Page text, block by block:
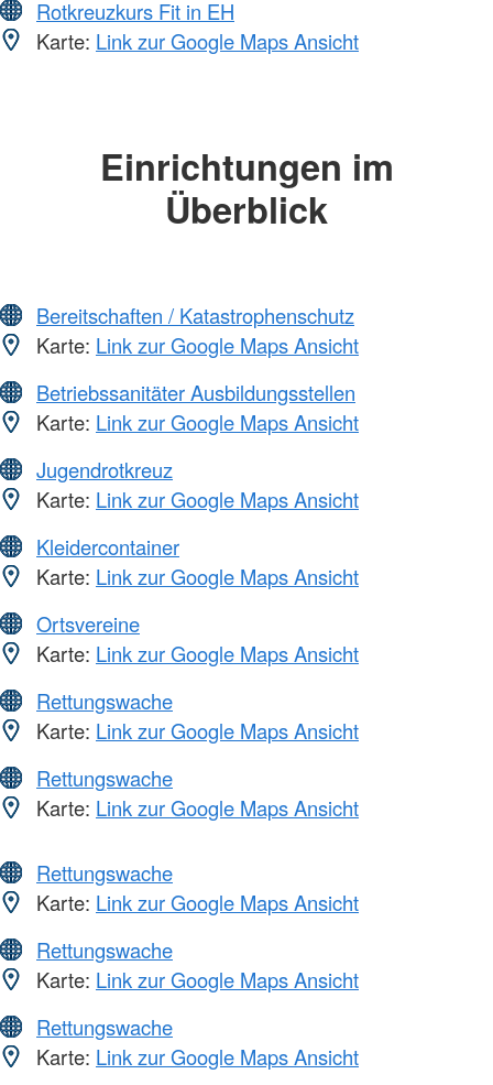
Rotkreuzkurs Fit in EH
Karte: Link zur Google Maps Ansicht
Einrichtungen im
Überblick
Bereitschaften / Katastrophenschutz
Karte: Link zur Google Maps Ansicht
Betriebssanitäter Ausbildungsstellen
Karte: Link zur Google Maps Ansicht
Jugendrotkreuz
Karte: Link zur Google Maps Ansicht
Kleidercontainer
Karte: Link zur Google Maps Ansicht
Ortsvereine
Karte: Link zur Google Maps Ansicht
Rettungswache
Karte: Link zur Google Maps Ansicht
Rettungswache
Karte: Link zur Google Maps Ansicht
Rettungswache
Karte: Link zur Google Maps Ansicht
Rettungswache
Karte: Link zur Google Maps Ansicht
Rettungswache
Karte: Link zur Google Maps Ansicht